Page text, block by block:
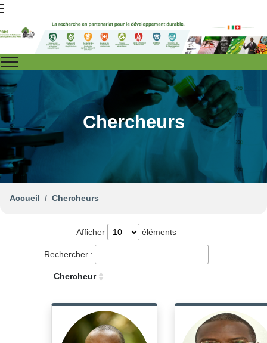
Chercheurs
Accueil Chercheurs
Afficher éléments
Rechercher :
Chercheur